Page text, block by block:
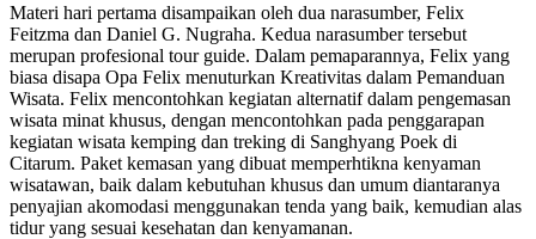
Materi hari pertama disampaikan oleh dua narasumber, Felix
Feitzma dan Daniel G. Nugraha. Kedua narasumber tersebut
merupan profesional tour guide. Dalam pemaparannya, Felix yang
biasa disapa Opa Felix menuturkan Kreativitas dalam Pemanduan
Wisata. Felix mencontohkan kegiatan alternatif dalam pengemasan
wisata minat khusus, dengan mencontohkan pada penggarapan
kegiatan wisata kemping dan treking di Sanghyang Poek di
Citarum. Paket kemasan yang dibuat memperhtikna kenyaman
wisatawan, baik dalam kebutuhan khusus dan umum diantaranya
penyajian akomodasi menggunakan tenda yang baik, kemudian alas
tidur yang sesuai kesehatan dan kenyamanan.